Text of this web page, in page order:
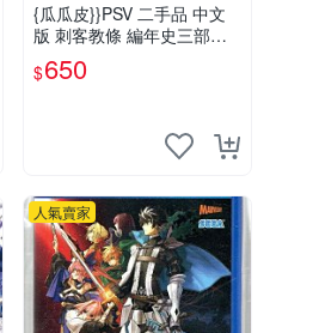
{瓜瓜皮}}PSV 二手品 中文
版 刺客教條 編年史三部曲
(遊戲都有回收)
$650
人氣賣家